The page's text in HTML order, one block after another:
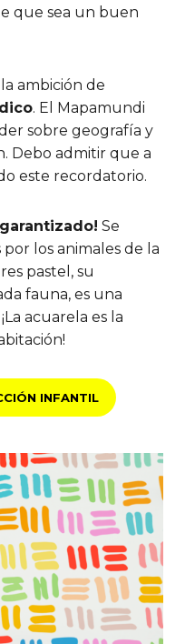
que sea un buen
ambición de
. El Mapamundi
sobre geografía y
Debo admitir que a
este recordatorio.
Se
los animales de la
pastel, su
fauna, es una
acuarela es la
INFANTIL